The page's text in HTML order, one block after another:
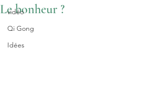
vidéo
Qi Gong
Idées
Le bonheur ?